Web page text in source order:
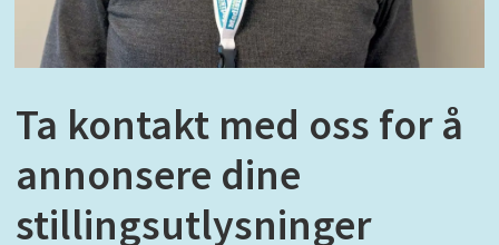
Ta kontakt med oss for å
annonsere dine
stillingsutlysninger